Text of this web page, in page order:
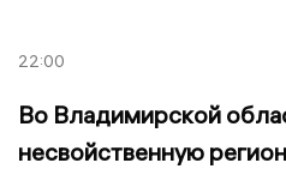
22:00
Во Владимирской
несвойственную